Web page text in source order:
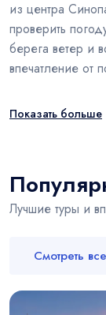
из центра
проверить
берега ветер и
впечатление от
Показать больше
Лучшие туры и
Смотреть